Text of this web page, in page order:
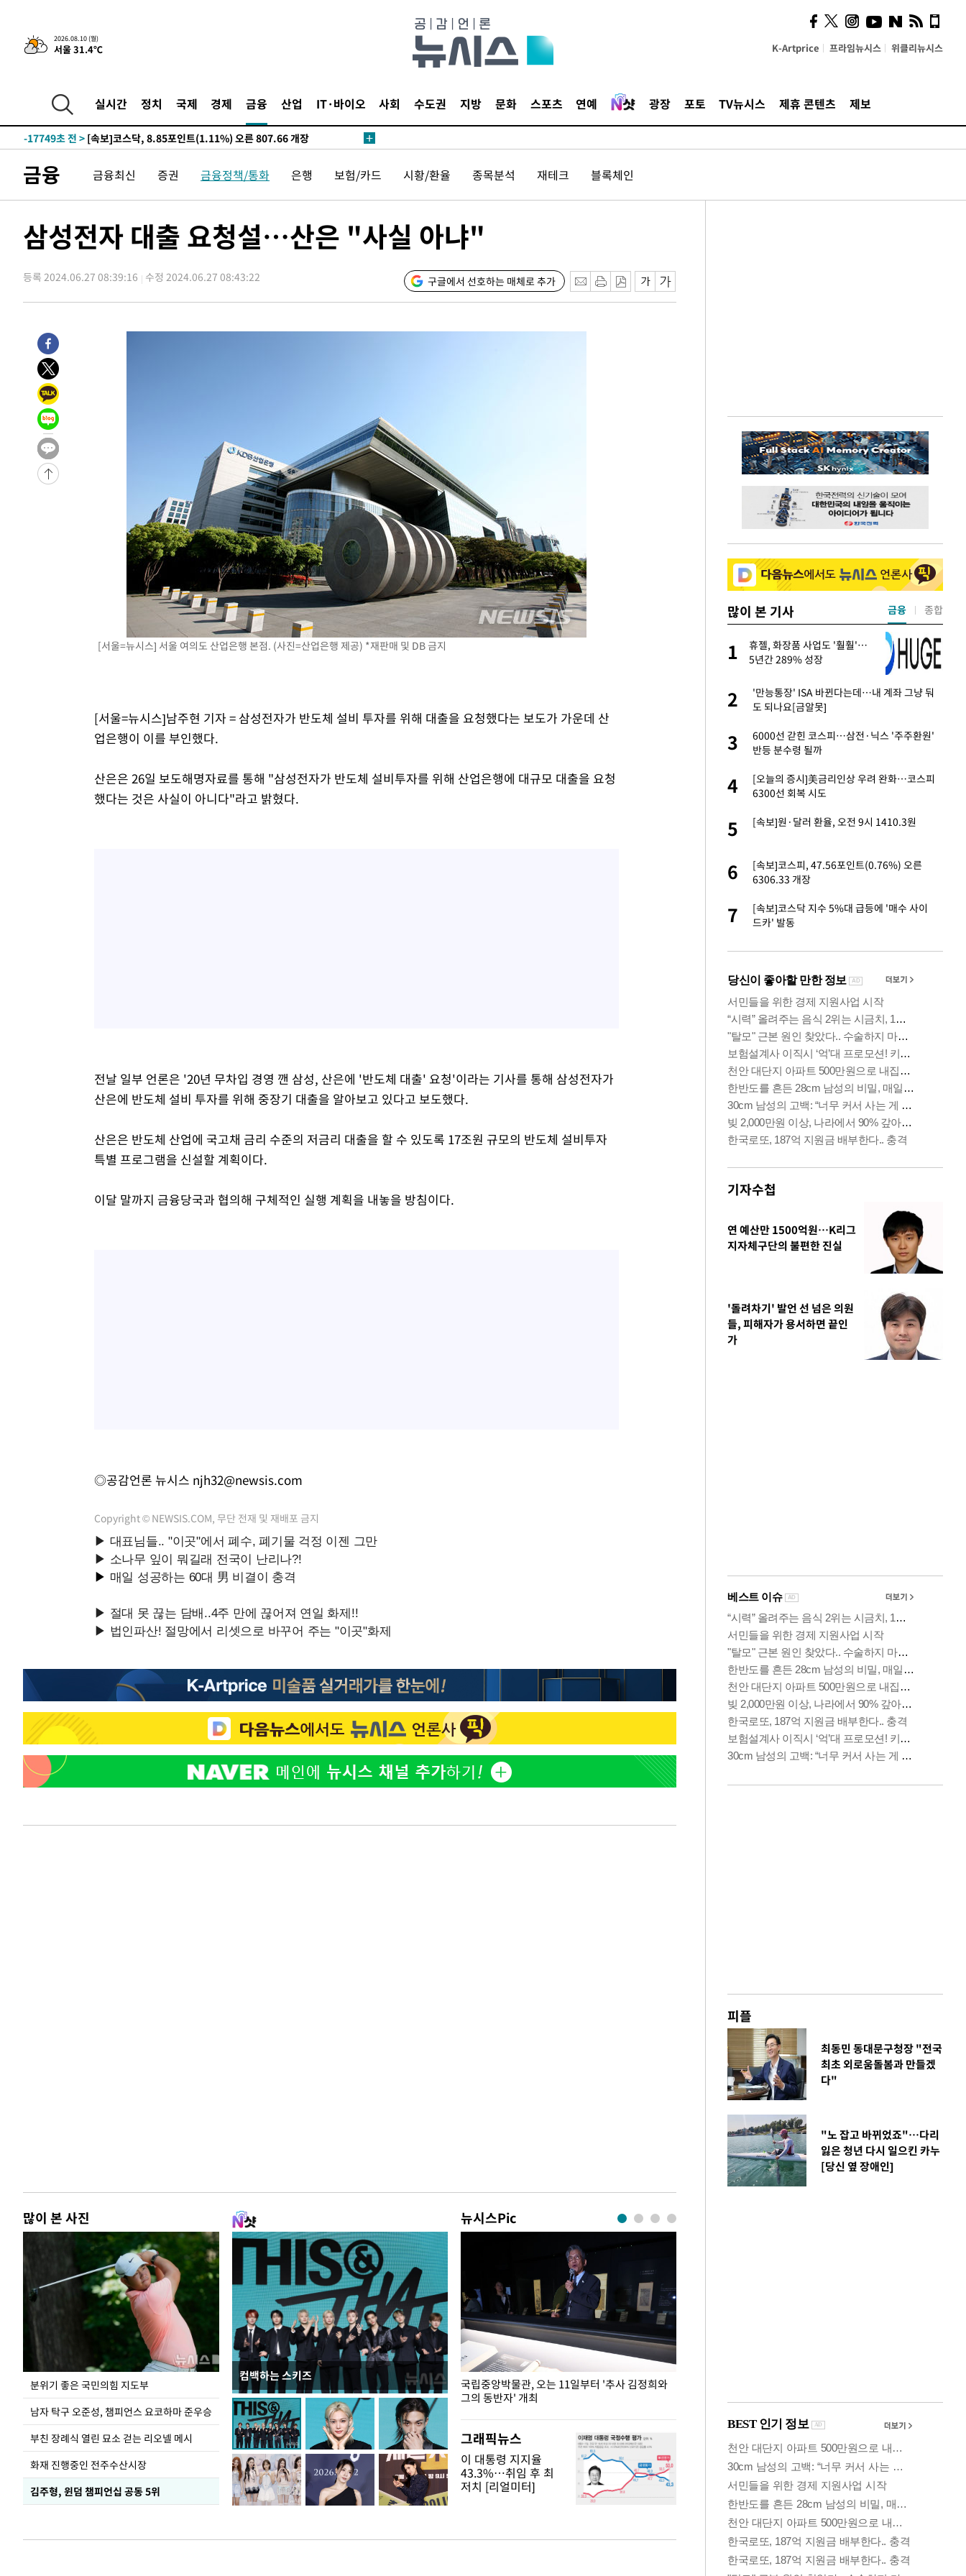
2026.08.10 (월)
서울 31.4℃ K-Artprice 프라임뉴시스 위클리뉴시스
실시간 정치 국제 경제 금융 산업 IT·바이오 사회 수도권 지방 문화 스포츠 연예 광장 포토 TV뉴시스 제휴 콘텐츠 제보
-7066초 전 >트럼프, 이란 추가 요구에 "저강도 대응…이건 체스게임"
-20725초 전 >
[속보]코스닥 지수 5%대 급등에 '매수 사이드카' 발동
-18011초 전 >
-17749초 전 > [속보]코스닥, 8.85포인트(1.11%) 오른 807.66 개장
-16181초 전 >
[속보]지하철 1호선 상행선 용산역 무정차 통과…"집회·시위"
-14506초 전 >'낮 최고 34도' 전국 더위 지속…강원·경상권 오전 비
명 살해
-11701초 전 >인천 앞바다 연락두절 모터보트 승선원 3명 전원 구조
-7026초 전 >트럼프, 이란 추가 요구에 "저강도 대응…이건 체스게임"
-22287초 전 >[속보]'전장연 시위' 1호선 용산역 상행선 무정차 통과 종료
-18051초 전 >
-17789초 전 >
-17785초 전 >
-16221초 전 >
-14546초 전 >
-13194초 전 >
파키스탄 보안군, 대 테러작전으로 남서부의 무장세력 소탕전..15
명 살해
-11741초 전 >
인천 앞바다 연락두절 모터보트 승선원 3명 전원 구조
-11410초 전 >
이집트, 가자 협상 당사자들에게 약속이행과 방해금지 촉구
트럼프, 이란 추가 요구에 "저강도 대응…이건 체스게임"
금융 금융최신 증권 금융정책/통화 은행 보험/카드 시황/환율 종목분석 재테크 블록체인
삼성전자 대출 요청설…산은 "사실 아냐"
등록 2024.06.27 08:39:16 수정 2024.06.27 08:43:22 구글에서 선호하는 매체로 추가
[서울=뉴시스] 서울 여의도 산업은행 본점. (사진=산업은행 제공) *재판매 및 DB 금지
[서울=뉴시스]남주현 기자 = 삼성전자가 반도체 설비 투자를 위해 대출을 요청했다는 보도가 가운데 산
업은행이 이를 부인했다.
산은은 26일 보도해명자료를 통해 "삼성전자가 반도체 설비투자를 위해 산업은행에 대규모 대출을 요청
했다는 것은 사실이 아니다"라고 밝혔다.
전날 일부 언론은 '20년 무차입 경영 깬 삼성, 산은에 '반도체 대출' 요청'이라는 기사를 통해 삼성전자가
산은에 반도체 설비 투자를 위해 중장기 대출을 알아보고 있다고 보도했다.
산은은 반도체 산업에 국고채 금리 수준의 저금리 대출을 할 수 있도록 17조원 규모의 반도체 설비투자
특별 프로그램을 신설할 계획이다.
이달 말까지 금융당국과 협의해 구체적인 실행 계획을 내놓을 방침이다.
◎공감언론 뉴시스 njh32@newsis.com
Copyright © NEWSIS.COM, 무단 전재 및 재배포 금지
많이 본 사진
분위기 좋은 국민의힘 지도부
남자 탁구 오준성, 챔피언스 요코하마 준우승
부친 장례식 열린 묘소 걷는 리오넬 메시
화재 진행중인 전주수산시장
김주형, 윈덤 챔피언십 공동 5위
컴백하는 스키즈
뉴시스Pic
김민석, 강원·TK도 승리하며 정청래에 누적
1.48%p 앞서…격차 벌리며 박빙 우세
국립중앙박물관, 오는 11일부터 '추사 김정희와
그의 동반자' 개최
그래픽뉴스
이 대통령 지지율
43.3%…취임 후 최
저치 [리얼미터]
많이 본 기사
4
이 대통령 지지율 43.3%…취임 후 최저치 또
1
휴젤, 화장품 사업도 '훨훨'…
5년간 289% 성장
2
'만능통장' ISA 바뀐다는데…내 계좌 그냥 둬
도 되나요[금알못]
3
6000선 갇힌 코스피…삼전·닉스 '주주환원'
반등 분수령 될까
4
[오늘의 증시]美금리인상 우려 완화…코스피
6300선 회복 시도
5 [속보]원·달러 환율, 오전 9시 1410.3원
6
[속보]코스피, 47.56포인트(0.76%) 오른
6306.33 개장
7
[속보]코스닥 지수 5%대 급등에 '매수 사이
드카' 발동
금융 종합
기자수첩
연 예산만 1500억원…K리그
지자체구단의 불편한 진실
'돌려차기' 발언 선 넘은 의원
들, 피해자가 용서하면 끝인
가
피플
최동민 동대문구청장 "전국
최초 외로움돌봄과 만들겠
다"
"노 잡고 바뀌었죠"…다리
잃은 청년 다시 일으킨 카누
[당신 옆 장애인]